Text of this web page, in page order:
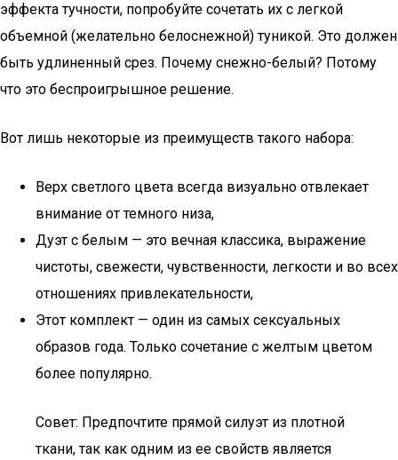
эффекта тучности, попробуйте сочетать их с легкой
объемной (желательно белоснежной) туникой. Это должен
быть удлиненный срез. Почему снежно-белый? Потому
что это беспроигрышное решение.
Вот лишь некоторые из преимуществ такого набора:
Верх светлого цвета всегда визуально отвлекает
внимание от темного низа,
Дуэт с белым — это вечная классика, выражение
чистоты, свежести, чувственности, легкости и во всех
отношениях привлекательности,
Этот комплект — один из самых сексуальных
образов года. Только сочетание с желтым цветом
более популярно.
Совет: Предпочтите прямой силуэт из плотной
ткани, так как одним из ее свойств является